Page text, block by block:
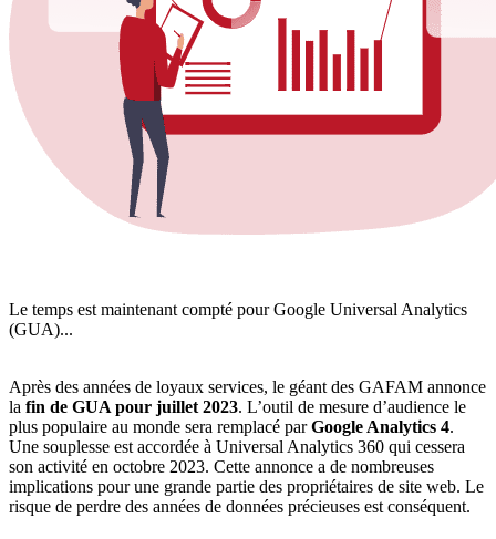
Le temps est maintenant compté pour Google Universal Analytics
(GUA)...
Après des années de loyaux services, le géant des GAFAM annonce
la fin de GUA pour juillet 2023. L’outil de mesure d’audience le
plus populaire au monde sera remplacé parGoogle Analytics 4.
Une souplesse est accordée à Universal Analytics 360 qui cessera
son activité en octobre 2023. Cette annonce a de nombreuses
implications pour une grande partie des propriétaires de site web. Le
risque de perdre des années de données précieuses est conséquent.